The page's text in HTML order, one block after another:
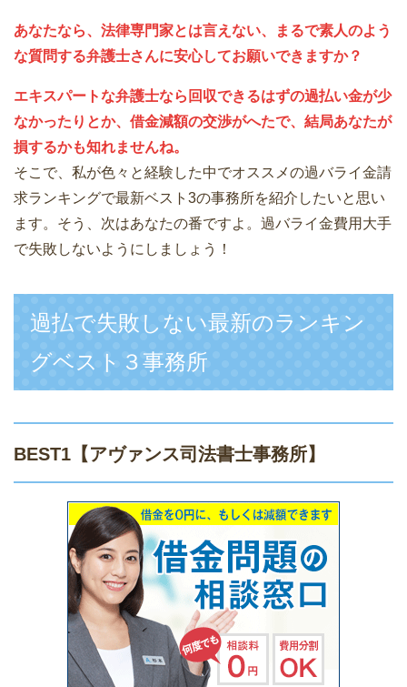
あなたなら、法律専門家とは言えない、まるで素人のよう
な質問する弁護士さんに安心してお願いできますか？
エキスパートな弁護士なら回収できるはずの過払い金が少
なかったりとか、借金減額の交渉がへたで、結局あなたが
損するかも知れませんね。
そこで、私が色々と経験した中でオススメの過バライ金請
求ランキングで最新ベスト3の事務所を紹介したいと思い
ます。そう、次はあなたの番ですよ。過バライ金費用大手
で失敗しないようにしましょう！
過払で失敗しない最新のランキン
グベスト３事務所
BEST1 【アヴァンス司法書士事務所】